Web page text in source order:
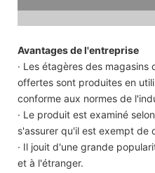
Avantages de l'entreprise
· Les étagères des
offertes sont produites en
conforme aux normes de
· Le produit est examiné
s'assurer qu'il est exempt de
· Il jouit d'une grande
et à l'étranger.